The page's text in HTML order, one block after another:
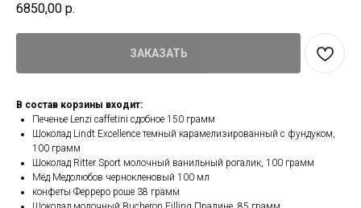
6850,00 р.
ЗАКАЗАТЬ
В состав корзины входит:
Печенье Lenzi caffetini сдобное 150 грамм
Шоколад Lindt Excellence темный карамелизированный с фундуком,
100 грамм
Шоколад Ritter Sport молочный ванильный рогалик, 100 грамм
Мёд Медолюбов чернокленовый 100 мл
конфеты Ферреро роше 38 грамм